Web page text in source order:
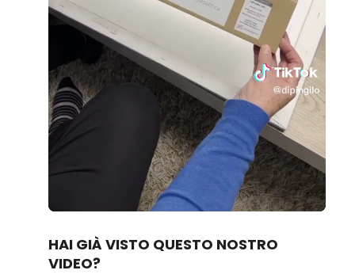
Loaded:
70.14%
HAI GIÀ VISTO QUESTO NOSTRO
VIDEO?